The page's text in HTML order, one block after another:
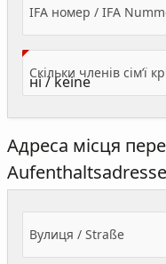
IFA номер / IFA
Адреса місця
Aufenthaltsadresse
Вулиця / Straße